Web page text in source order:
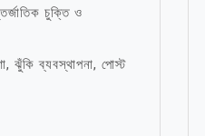
চুক্তি ও
ঝুঁকি ব্যবস্থাপনা, পোস্ট